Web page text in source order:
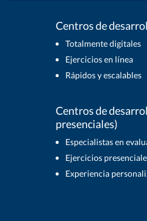
Centros de
Totalmente digitales
Ejercicios en línea
Rápidos y escalables
Centros de
presenciales)
Especialistas en
Ejercicios
Experiencia